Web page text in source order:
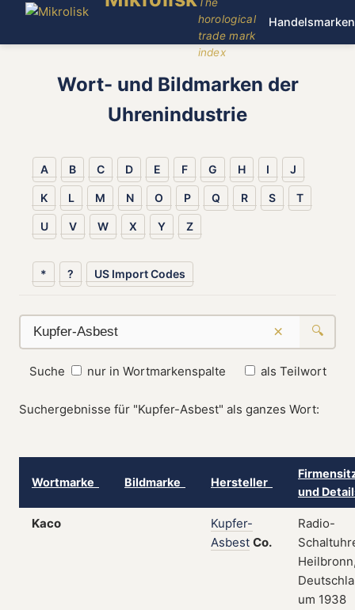
horological
trade mark
index
Handelsmarken
Wort- und Bildmarken der
Uhrenindustrie
A B C D E F G H I J
K L M N O P Q R S T
U V W X Y Z
* ? US Import Codes
× 🔍
Suche nur in Wortmarkenspalte als Teilwort
Suchergebnisse für "Kupfer-Asbest" als ganzes Wort:
Wortmarke Bildmarke Hersteller
und
Kaco
Kupfer-
Asbest Co.
Radio-
um 1938